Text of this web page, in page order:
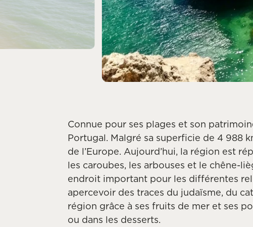
Connue pour ses plages et son
Portugal. Malgré sa superficie de 4 988
de l’Europe. Aujourd’hui, la région est
les caroubes, les arbouses et le chêne-
endroit important pour les différentes
apercevoir des traces du judaïsme, du
région grâce à ses fruits de mer et ses
ou dans les desserts.